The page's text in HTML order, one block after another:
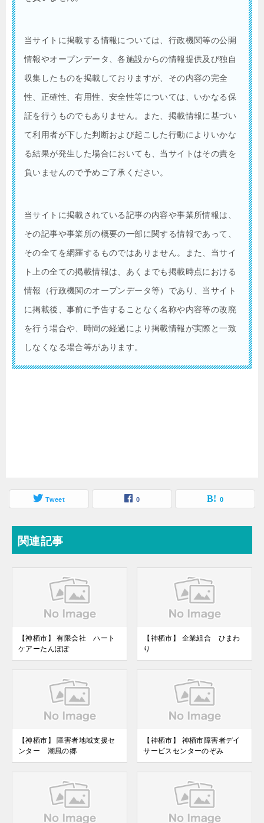
当サイトに掲載する情報については、行政機関等の公開
情報やオープンデータ、各施設からの情報提供及び独自
収集したものを掲載しておりますが、その内容の完全
性、正確性、有用性、安全性等については、いかなる保
証を行うものでもありません。また、掲載情報に基づい
て利用者が下した判断および起こした行動によりいかな
る結果が発生した場合においても、当サイトはその責を
負いませんので予めご了承ください。
当サイトに掲載されている記事の内容や事業所情報は、
その記事や事業所の概要の一部に関する情報であって、
その全てを網羅するものではありません。また、当サイ
ト上の全ての掲載情報は、あくまでも掲載時点における
情報（行政機関のオープンデータ等）であり、当サイト
に掲載後、事前に予告することなく名称や内容等の改廃
を行う場合や、時間の経過により掲載情報が実際と一致
しなくなる場合等があります。
Tweet 0 0
関連記事
【神栖市】 有限会社 ハート
ケアーたんぽぽ
【神栖市】 企業組合 ひまわ
り
【神栖市】 障害者地域支援セ
ンター 潮風の郷
【神栖市】 神栖市障害者デイ
サービスセンターのぞみ